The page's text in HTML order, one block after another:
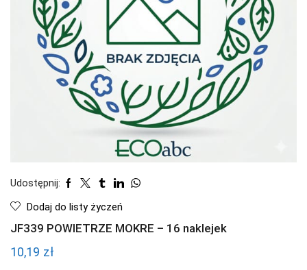
Udostępnij:
Dodaj do listy życzeń
JF339 POWIETRZE MOKRE – 16 naklejek
10,19 zł